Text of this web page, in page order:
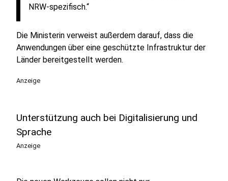
NRW-spezifisch.“
Die Ministerin verweist außerdem darauf, dass die
Anwendungen über eine geschützte Infrastruktur der
Länder bereitgestellt werden.
Anzeige
Unterstützung auch bei Digitalisierung und
Sprache
Anzeige